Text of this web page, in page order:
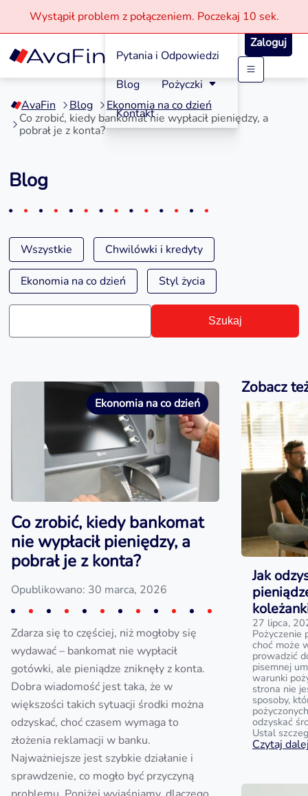
Przejdź
treści
Wystąpił problem z połączeniem. Poczekaj 10 sek.
Jak aplikować?
Pytania i Odpowiedzi
Blog
Pożyczki
Kontakt
Zaloguj
AvaFin Blog
Ekonomia na co dzień
Co zrobić, kiedy bankomat nie wypłacił pieniędzy, a
pobrał je z konta?
Blog
Wszystkie Chwilówki i kredyty
Ekonomia na co dzień Styl życia
Szukaj
Ekonomia na co dzień
Co zrobić, kiedy bankomat
nie wypłacił pieniędzy, a
pobrał je z konta?
Opublikowano: 30 marca, 2026
Zdarza się to częściej, niż mogłoby się
wydawać – bankomat nie wypłacił
gotówki, ale pieniądze zniknęły z konta.
Dobra wiadomość jest taka, że w
większości takich sytuacji środki można
odzyskać, choć czasem wymaga to
złożenia reklamacji w banku.
Najważniejsze jest szybkie działanie i
sprawdzenie, co mogło być przyczyną
Zobacz
Jak
27 lipca,
Pożyczenie
choć może
prowadzić
pisemnej
warunki
strona nie
sposoby,
odzyskać
Ustal
Czytaj